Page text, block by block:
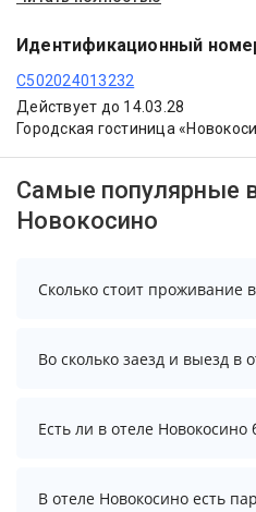
Идентификационный
С502024013232
Действует до 14.03.28
Городская гостиница
Самые популярные
Новокосино
Сколько стоит проживание
Чтобы увидеть актуальные
отеле Новокосино,
Во сколько заезд и выезд в
Заезд возможен после
Есть ли в отеле Новокосино
В отеле Новокосино нет
В отеле Новокосино есть